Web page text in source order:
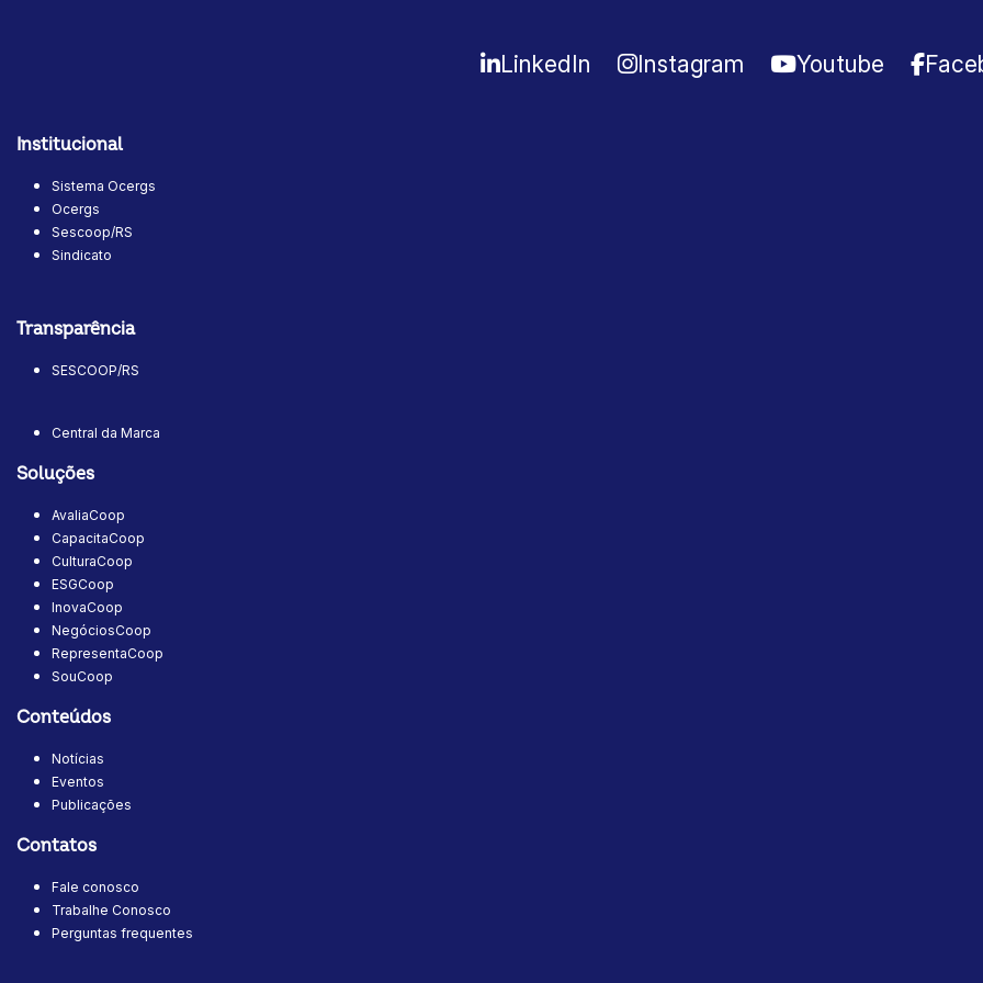
LinkedIn Instagram Youtube
Institucional
Sistema Ocergs
Ocergs
Sescoop/RS
Sindicato
Transparência
SESCOOP/RS
Central da Marca
Soluções
AvaliaCoop
CapacitaCoop
CulturaCoop
ESGCoop
InovaCoop
NegóciosCoop
RepresentaCoop
SouCoop
Conteúdos
Notícias
Eventos
Publicações
Contatos
Fale conosco
Trabalhe Conosco
Perguntas frequentes